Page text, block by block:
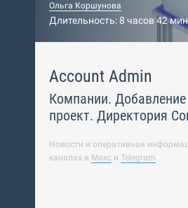
Ольга Коршунова
Длительность: 8 часов 42
Account Admin
Компании.
проект. Директория
Новости и оперативная
каналах в Макс и Telegram.